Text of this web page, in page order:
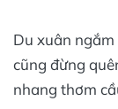
Du xuân
cũng đừng
nhang thơm